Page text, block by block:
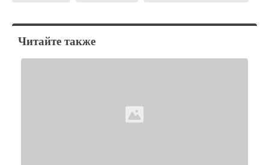
Читайте также